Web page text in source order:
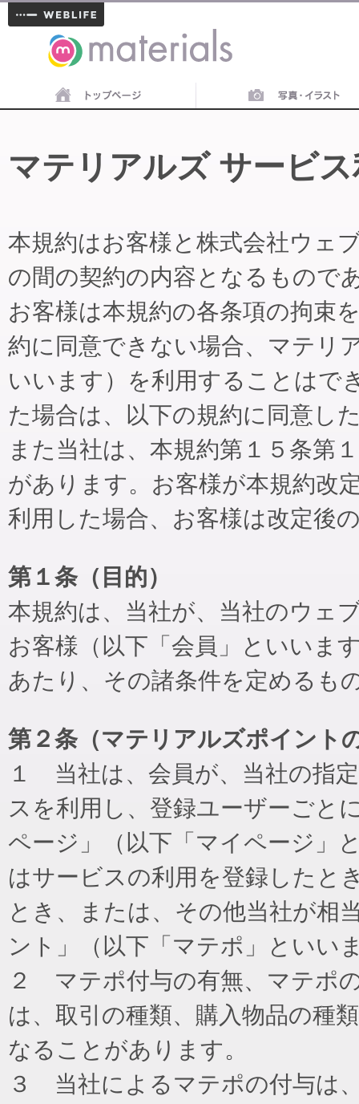
materials
マテリアルズ サービ
本規約はお客様と株式会社ウェ
の間の契約の内容となるもので
お客様は本規約の各条項の拘束
約に同意できない場合、マテリ
いいます）を利用することはで
た場合は、以下の規約に同意し
また当社は、本規約第１５条第
があります。お客様が本規約改
利用した場合、お客様は改定後
第１条（目的）
本規約は、当社が、当社のウェ
お客様（以下「会員」といいま
あたり、その諸条件を定めるも
第２条（マテリアルズポイント
１ 当社は、会員が、当社の指
スを利用し、登録ユーザーごと
ページ」（以下「マイページ」
はサービスの利用を登録したと
とき、または、その他当社が相
ント」（以下「マテポ」といい
２ マテポ付与の有無、マテポ
は、取引の種類、購入物品の種
なることがあります。
３ 当社によるマテポの付与は